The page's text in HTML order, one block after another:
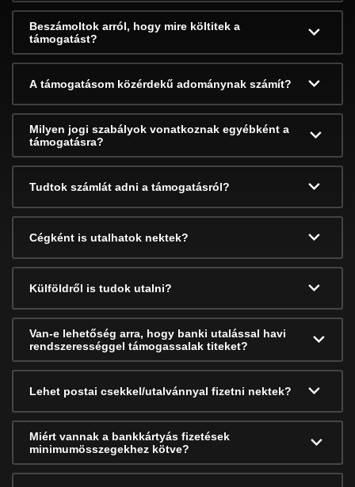
Beszámoltok arról, hogy mire költitek a
támogatást?
A támogatásom közérdekű adománynak számít?
Milyen jogi szabályok vonatkoznak egyébként a
támogatásra?
Tudtok számlát adni a támogatásról?
Cégként is utalhatok nektek?
Külföldről is tudok utalni?
Van-e lehetőség arra, hogy banki utalással havi
rendszerességgel támogassalak titeket?
Lehet postai csekkel/utalvánnyal fizetni nektek?
Miért vannak a bankkártyás fizetések
minimumösszegekhez kötve?